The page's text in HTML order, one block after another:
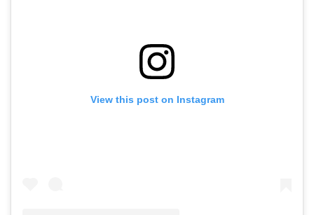
View this post on Instagram